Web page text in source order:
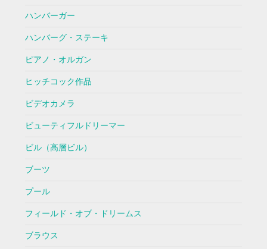
ハンバーガー
ハンバーグ・ステーキ
ピアノ・オルガン
ヒッチコック作品
ビデオカメラ
ビューティフルドリーマー
ビル（高層ビル）
ブーツ
プール
フィールド・オブ・ドリームス
ブラウス